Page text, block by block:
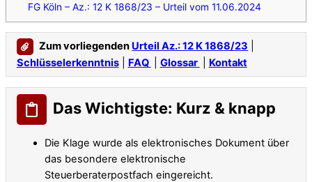
FG Köln – Az.: 12 K 1868/23 – Urteil vom 11.06.2024
Zum vorliegenden Urteil Az.: 12 K 1868/23
Schlüsselerkenntnis| FAQ Glossar Kontakt
Das Wichtigste: Kurz & knapp
Die Klage wurde als elektronisches Dokument über
das besondere elektronische
Steuerberaterpostfach eingereicht.